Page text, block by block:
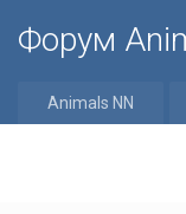
Форум
Animals NN